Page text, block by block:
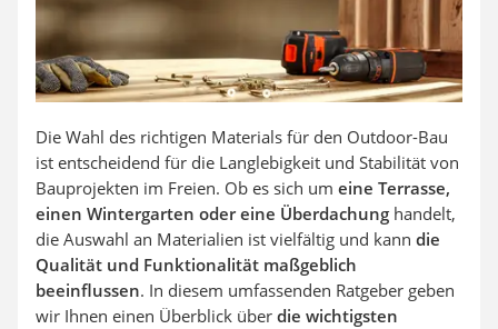
Die Wahl des richtigen Materials für den Outdoor-Bau
ist entscheidend für die Langlebigkeit und Stabilität von
Bauprojekten im Freien. Ob es sich um eine Terrasse,
einen Wintergarten oder eine Überdachung handelt,
die Auswahl an Materialien ist vielfältig und kann die
Qualität und Funktionalität maßgeblich
beeinflussen. In diesem umfassenden Ratgeber geben
wir Ihnen einen Überblick über die wichtigsten